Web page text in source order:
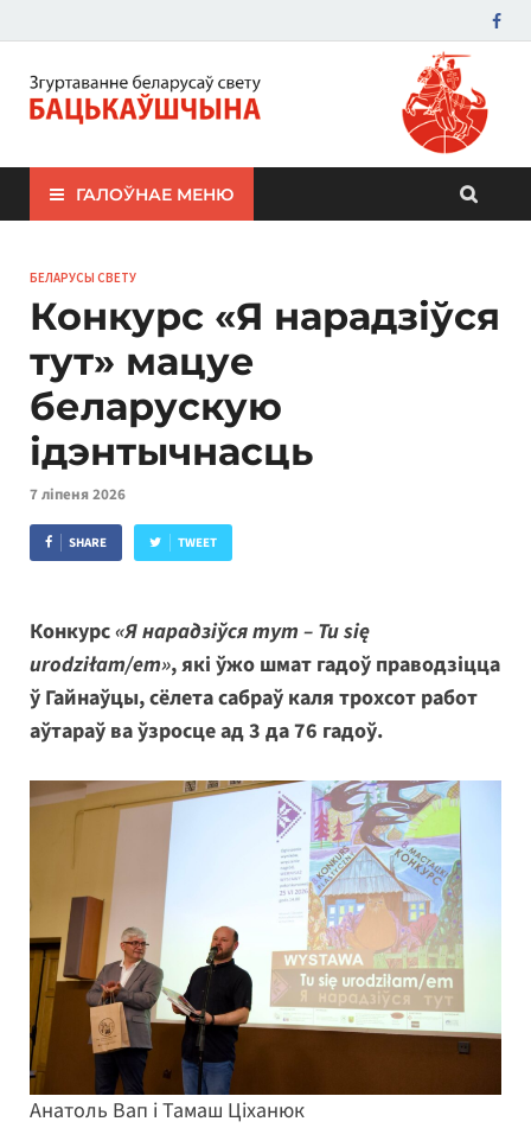
ЗБС "Бацькаўшчына"
ГАЛОЎНАЕ МЕНЮ
БЕЛАРУСЫ СВЕТУ
Конкурс «Я нарадзіўся
тут» мацуе
беларускую
ідэнтычнасць
7 ліпеня 2026
SHARE TWEET
Конкурс«Я нарадзіўся тут – Tu się
urodziłam/em», які ўжо шмат гадоў праводзіцца
ў Гайнаўцы, сёлета сабраў каля трохсот работ
аўтараў ва ўзросце ад 3 да 76 гадоў.
Анатоль Вап і Тамаш Ціханюк